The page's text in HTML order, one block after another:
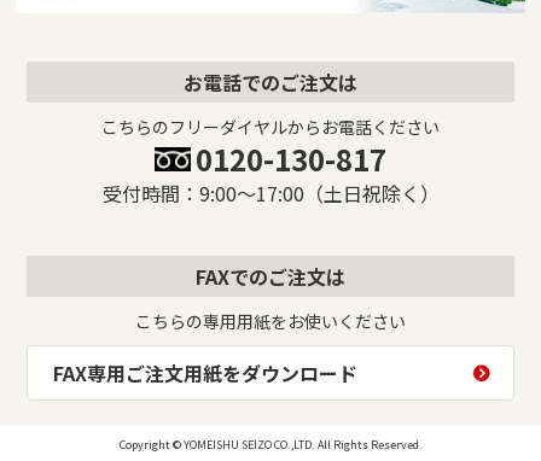
お電話でのご注文は
こちらのフリーダイヤルからお電話ください
0120-130-817
受付時間：9:00〜17:00（土日祝除く）
FAXでのご注文は
こちらの専用用紙をお使いください
FAX専用ご注文用紙をダウンロード
Copyright © YOMEISHU SEIZO CO.,LTD. All Rights Reserved.